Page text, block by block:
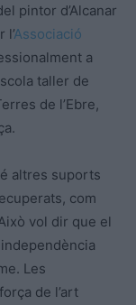
pintor d’Alcanar
Associació
a
taller de
de l’Ebre,
altres suports
com
vol dir que el
Les
de l’art